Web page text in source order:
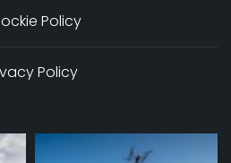
Policy
Policy